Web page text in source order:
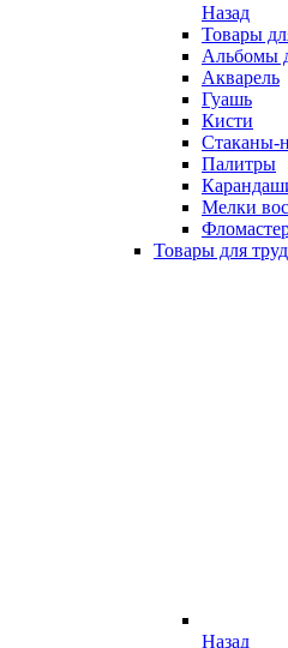
Назад
Товары
Альбомы
Акварель
Гуашь
Кисти
Стаканы-
Палитры
Мелки
Товары для
Назад